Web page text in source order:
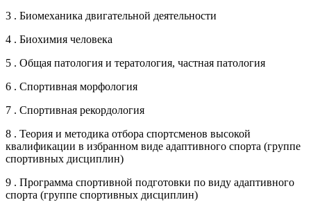
3 . Биомеханика двигательной деятельности
4 . Биохимия человека
5 . Общая патология и тератология, частная патология
6 . Спортивная морфология
7 . Спортивная рекордология
8 . Теория и методика отбора спортсменов высокой
квалификации в избранном виде адаптивного спорта (группе
спортивных дисциплин)
9 . Программа спортивной подготовки по виду адаптивного
спорта (группе спортивных дисциплин)